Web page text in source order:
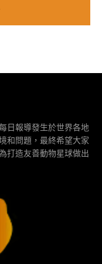
日報導發生於世界各地
和問題，最終希望大家
打造友善動物星球做出